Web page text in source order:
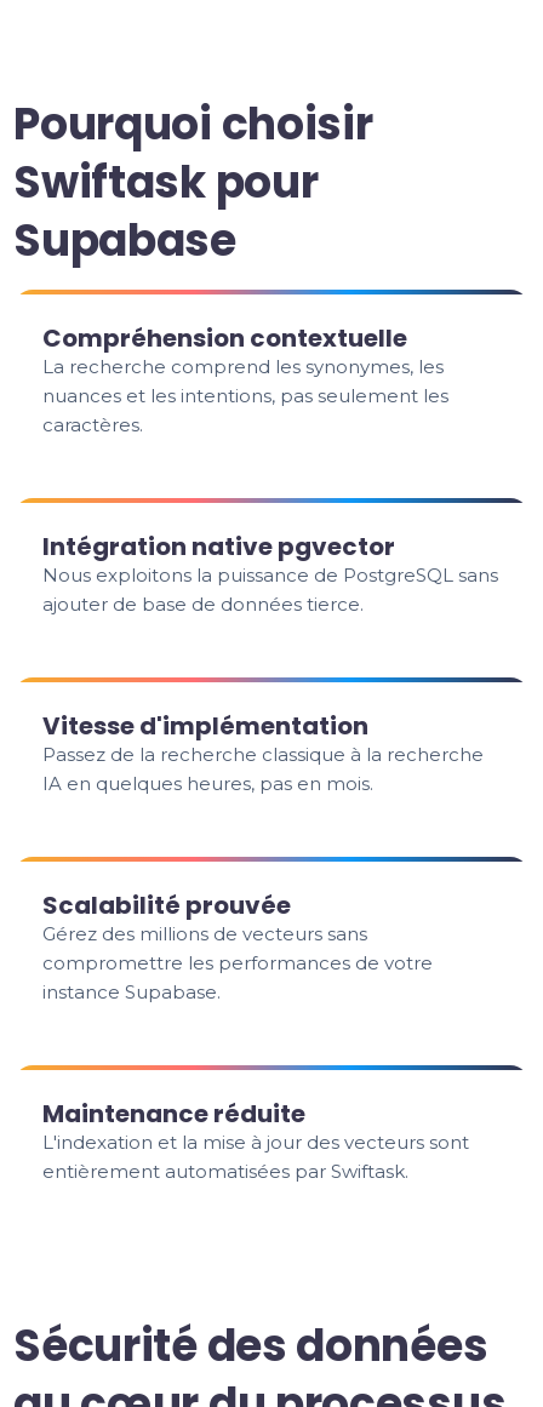
Pourquoi choisir
Swiftask pour
Supabase
Compréhension contextuelle
La recherche comprend les synonymes, les
nuances et les intentions, pas seulement les
caractères.
Intégration native pgvector
Nous exploitons la puissance de PostgreSQL sans
ajouter de base de données tierce.
Vitesse d'implémentation
Passez de la recherche classique à la recherche
IA en quelques heures, pas en mois.
Scalabilité prouvée
Gérez des millions de vecteurs sans
compromettre les performances de votre
instance Supabase.
Maintenance réduite
L'indexation et la mise à jour des vecteurs sont
entièrement automatisées par Swiftask.
Sécurité des données